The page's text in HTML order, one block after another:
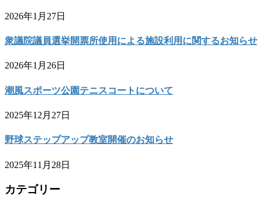
2026年1月27日
衆議院議員選挙開票所使用による施設利用に関するお知らせ
2026年1月26日
潮風スポーツ公園テニスコートについて
2025年12月27日
野球ステップアップ教室開催のお知らせ
2025年11月28日
カテゴリー